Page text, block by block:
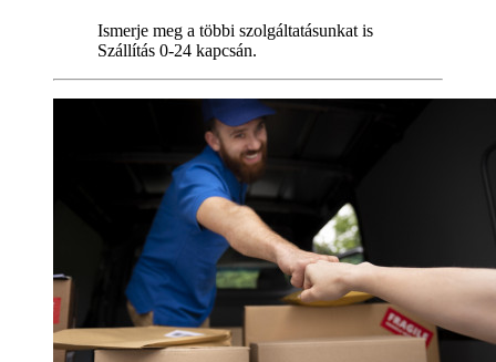
Ismerje meg a többi szolgáltatásunkat is
Szállítás 0-24 kapcsán.